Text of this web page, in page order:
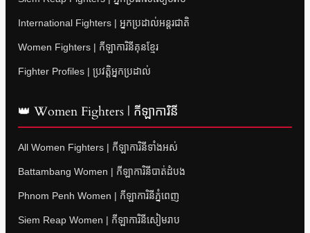
International Fighters | អ្នកប្រដាល់អន្តរជាតិ
Women Fighters | កីឡាការិនីគុនខ្មែរ
Fighter Profiles | ប្រវត្តិអ្នកប្រដាល់
👑 Women Fighters | កីឡាការិនី
All Women Fighters | កីឡាការិនីទាំងអស់
Battambang Women | កីឡាការិនីបាត់ដំបង
Phnom Penh Women | កីឡាការិនីភ្នំពេញ
Siem Reap Women | កីឡាការិនីសៀមរាប